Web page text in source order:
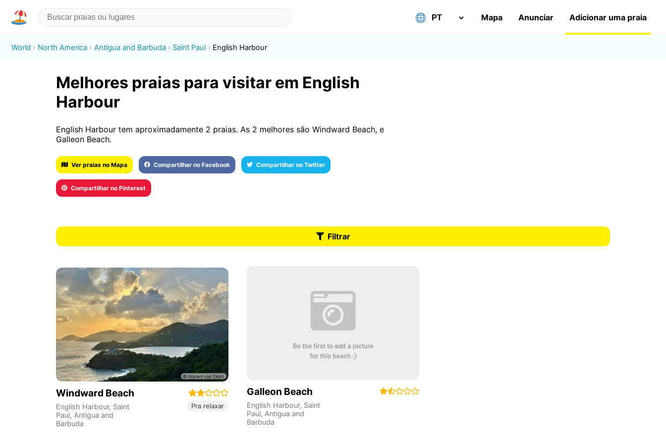
Mapa Anunciar Adicionar uma praia
World North America Antigua and Barbuda Saint Paul English Harbour
Melhores praias para visitar em English
Harbour
English Harbour tem aproximadamente 2 praias. As 2 melhores são Windward Beach, e
Galleon Beach.
Ver praias no Mapa Compartilhar no Facebook Compartilhar no Twitter
Compartilhar no Pinterest
Filtrar
Windward Beach
English Harbour, Saint
Paul, Antigua and
Barbuda
Pra relaxar
Galleon Beach
English Harbour, Saint
Paul, Antigua and
Barbuda